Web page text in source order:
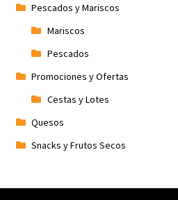
Pescados y Mariscos
Mariscos
Pescados
Promociones y Ofertas
Cestas y Lotes
Quesos
Snacks y Frutos Secos